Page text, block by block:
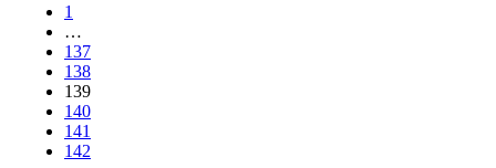
1
…
137
138
139
140
141
142